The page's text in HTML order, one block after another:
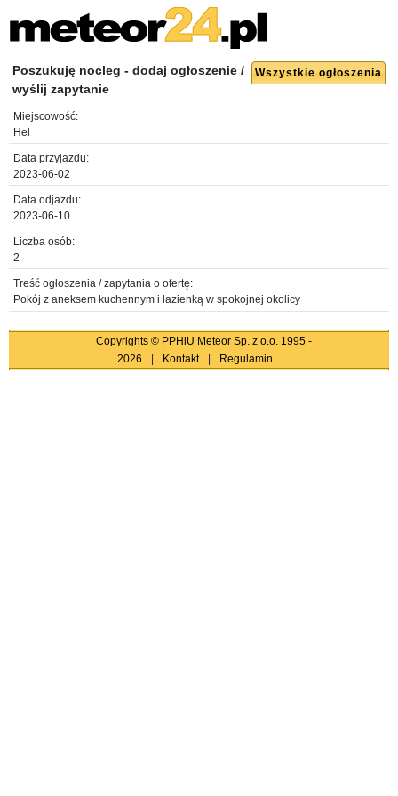
Wszystkie ogłoszenia
Poszukuję nocleg - dodaj ogłoszenie /
wyślij zapytanie
Miejscowość:
Hel
Data przyjazdu:
2023-06-02
Data odjazdu:
2023-06-10
Liczba osób:
2
Treść ogłoszenia / zapytania o ofertę:
Pokój z aneksem kuchennym i łazienką w spokojnej okolicy
Copyrights © PPHiU Meteor Sp. z o.o. 1995 -
2026
Kontakt Regulamin